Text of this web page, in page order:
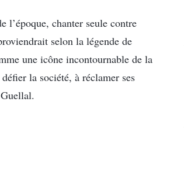
l’époque, chanter seule contre
selon la légende de
une icône incontournable de la
la société, à réclamer ses